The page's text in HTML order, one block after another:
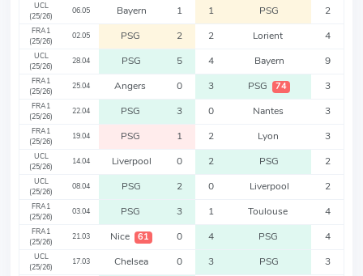
UCL
(25/26)
06.05 Bayern 1 1 PSG 2
FRA1
(25/26)
02.05 PSG 2 2 Lorient 4
UCL
(25/26)
28.04 PSG 5 4 Bayern 9
FRA1
(25/26)
25.04 Angers 0 3 PSG 74 3
FRA1
(25/26)
22.04 PSG 3 0 Nantes 3
FRA1
(25/26)
19.04 PSG 1 2 Lyon 3
UCL
(25/26)
14.04 Liverpool 0 2 PSG 2
UCL
(25/26)
08.04 PSG 2 0 Liverpool 2
FRA1
(25/26)
03.04 PSG 3 1 Toulouse 4
FRA1
(25/26)
21.03 Nice 61 0 4 PSG 4
UCL
(25/26)
17.03 Chelsea 0 3 PSG 3